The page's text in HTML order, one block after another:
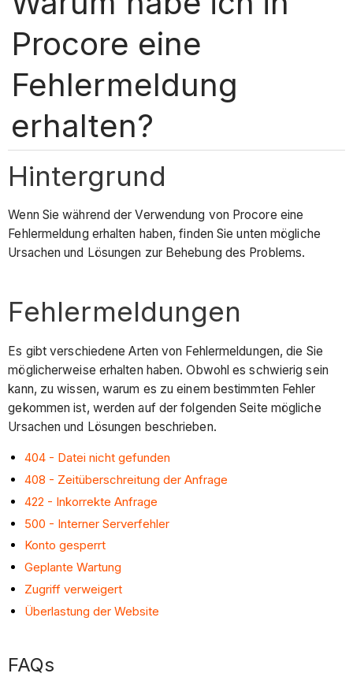
Procore eine
Fehlermeldung
erhalten?
Hintergrund
Wenn Sie während der Verwendung von Procore eine
Fehlermeldung erhalten haben, finden Sie unten mögliche
Ursachen und Lösungen zur Behebung des Problems.
Fehlermeldungen
Es gibt verschiedene Arten von Fehlermeldungen, die Sie
möglicherweise erhalten haben. Obwohl es schwierig sein
kann, zu wissen, warum es zu einem bestimmten Fehler
gekommen ist, werden auf der folgenden Seite mögliche
Ursachen und Lösungen beschrieben.
404 - Datei nicht gefunden
408 - Zeitüberschreitung der Anfrage
422 - Inkorrekte Anfrage
500 - Interner Serverfehler
Konto gesperrt
Geplante Wartung
Zugriff verweigert
Überlastung der Website
FAQs